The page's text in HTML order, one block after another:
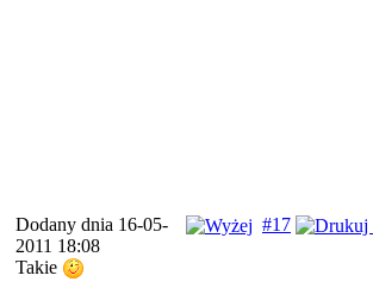
#17
Dodany dnia 16-05-
2011 18:08
Takie